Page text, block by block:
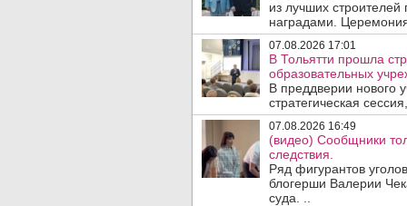
из лучших
наградами.
07.08.2026 17:01
В Тольятти прошла
образовательных
В преддверии нового
стратегическая
07.08.2026 16:49
(видео) Сообщники
следствия.
Ряд фигурантов
блогерши Валерии
суда. ..